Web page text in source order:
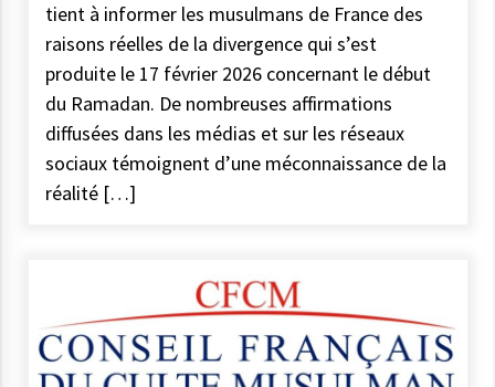
tient à informer les musulmans de France des
raisons réelles de la divergence qui s’est
produite le 17 février 2026 concernant le début
du Ramadan. De nombreuses affirmations
diffusées dans les médias et sur les réseaux
sociaux témoignent d’une méconnaissance de la
réalité […]